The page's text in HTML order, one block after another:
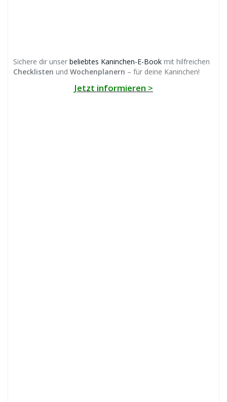
Sichere dir unser beliebtes Kaninchen-E-Book mit hilfreichen
Checklisten und Wochenplanern – für deine Kaninchen!
Jetzt informieren >